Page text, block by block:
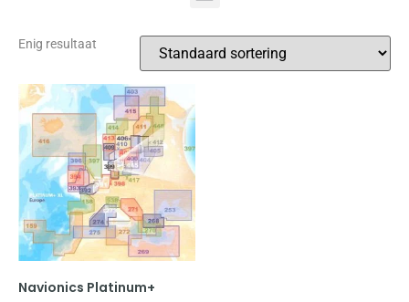
Enig resultaat
Navionics Platinum+